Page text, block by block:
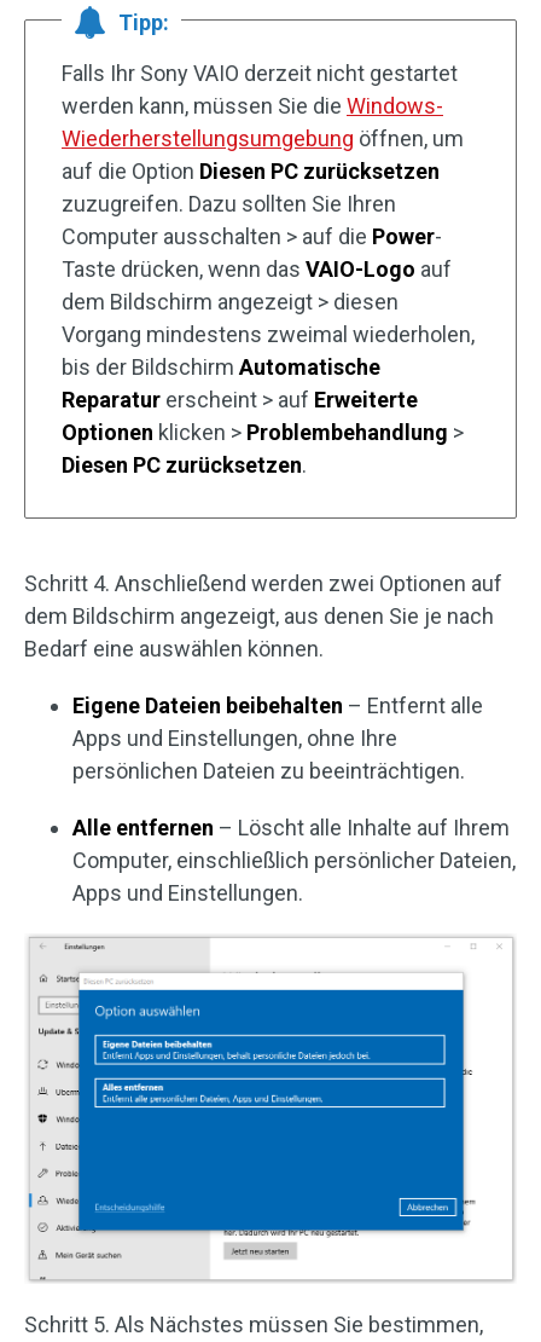
Tipp:
Falls Ihr Sony VAIO derzeit nicht gestartet
werden kann, müssen Sie die Windows-
Wiederherstellungsumgebung öffnen, um
auf die Option Diesen PC zurücksetzen
zuzugreifen. Dazu sollten Sie Ihren
Computer ausschalten > auf die Power-
Taste drücken, wenn das VAIO-Logo auf
dem Bildschirm angezeigt > diesen
Vorgang mindestens zweimal wiederholen,
bis der Bildschirm Automatische
Reparatur erscheint > auf Erweiterte
Optionen klicken > Problembehandlung >
Diesen PC zurücksetzen.
Schritt 4. Anschließend werden zwei Optionen auf
dem Bildschirm angezeigt, aus denen Sie je nach
Bedarf eine auswählen können.
Eigene Dateien beibehalten – Entfernt alle
Apps und Einstellungen, ohne Ihre
persönlichen Dateien zu beeinträchtigen.
Alle entfernen – Löscht alle Inhalte auf Ihrem
Computer, einschließlich persönlicher Dateien,
Apps und Einstellungen.
Schritt 5. Als Nächstes müssen Sie bestimmen,